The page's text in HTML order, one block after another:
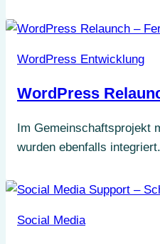
WordPress Entwicklung
WordPress
Im Gemeinschaftsprojekt
wurden ebenfalls integriert.
Social Media